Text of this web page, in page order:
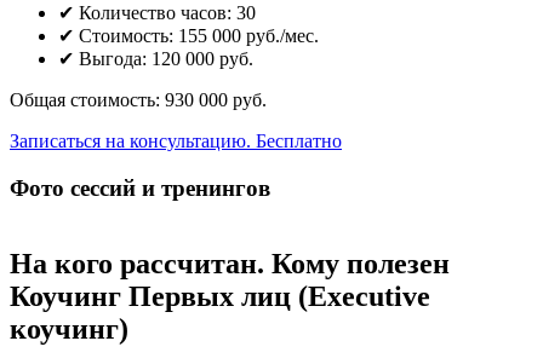
✔ Количество часов: 30
✔ Стоимость: 155 000 руб./мес.
✔ Выгода: 120 000 руб.
Общая стоимость: 930 000 руб.
Записаться на консультацию. Бесплатно
Фото сессий и тренингов
На кого рассчитан. Кому полезен
Коучинг Первых лиц (Executive
коучинг)